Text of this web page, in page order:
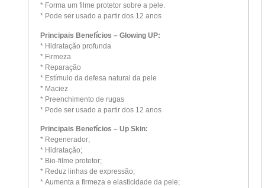
* Forma um filme protetor sobre a pele.
* Pode ser usado a partir dos 12 anos
Principais Benefícios – Glowing UP:
* Hidratação profunda
* Firmeza
* Reparação
* Estímulo da defesa natural da pele
* Maciez
* Preenchimento de rugas
* Pode ser usado a partir dos 12 anos
Principais Benefícios – Up Skin:
* Regenerador;
* Hidratação;
* Bio-filme protetor;
* Reduz linhas de expressão;
* Aumenta a firmeza e elasticidade da pele;